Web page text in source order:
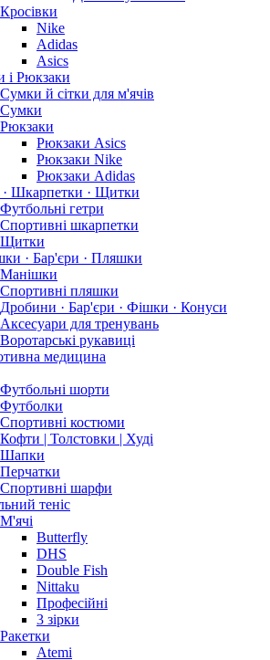
Кросівки
Nike
Adidas
Asics
і Рюкзаки
Сумки й сітки для м'ячів
Сумки
Рюкзаки
Рюкзаки Asics
Рюкзаки Nike
Рюкзаки Adidas
· Шкарпетки · Щитки
Футбольні гетри
Спортивні шкарпетки
Щитки
· Бар'єри · Пляшки
Манішки
Спортивні пляшки
Дробини · Бар'єри · Фішки · Конуси
Аксесуари для тренувань
Воротарські рукавиці
медицина
Футбольні шорти
Футболки
Спортивні костюми
Кофти | Толстовки | Худі
Шапки
Перчатки
Спортивні шарфи
теніс
М'ячі
Butterfly
DHS
Double Fish
Nittaku
Професійні
3 зірки
Ракетки
Atemi